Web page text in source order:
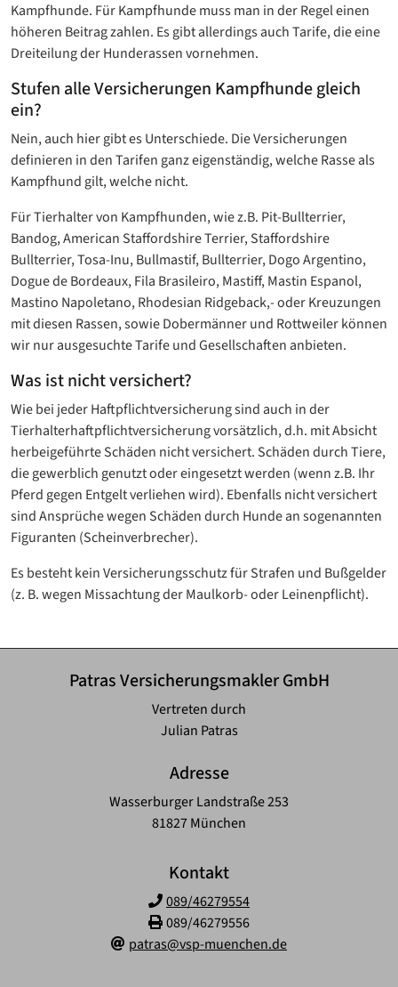
Kampfhunde. Für Kampfhunde muss man in der Regel einen
höheren Beitrag zahlen. Es gibt allerdings auch Tarife, die eine
Dreiteilung der Hunderassen vornehmen.
Stufen alle Versicherungen Kampfhunde gleich
ein?
Nein, auch hier gibt es Unterschiede. Die Versicherungen
definieren in den Tarifen ganz eigenständig, welche Rasse als
Kampfhund gilt, welche nicht.
Für Tierhalter von Kampfhunden, wie z.B. Pit-Bullterrier,
Bandog, American Staffordshire Terrier, Staffordshire
Bullterrier, Tosa-Inu, Bullmastif, Bullterrier, Dogo Argentino,
Dogue de Bordeaux, Fila Brasileiro, Mastiff, Mastin Espanol,
Mastino Napoletano, Rhodesian Ridgeback,- oder Kreuzungen
mit diesen Rassen, sowie Dobermänner und Rottweiler können
wir nur ausgesuchte Tarife und Gesellschaften anbieten.
Was ist nicht versichert?
Wie bei jeder Haftpflichtversicherung sind auch in der
Tierhalterhaftpflichtversicherung vorsätzlich, d.h. mit Absicht
herbeigeführte Schäden nicht versichert. Schäden durch Tiere,
die gewerblich genutzt oder eingesetzt werden (wenn z.B. Ihr
Pferd gegen Entgelt verliehen wird). Ebenfalls nicht versichert
sind Ansprüche wegen Schäden durch Hunde an sogenannten
Figuranten (Scheinverbrecher).
Es besteht kein Versicherungsschutz für Strafen und Bußgelder
(z. B. wegen Missachtung der Maulkorb- oder Leinenpflicht).
Patras Versicherungsmakler GmbH
Vertreten durch
Julian Patras
Adresse
Wasserburger Landstraße 253
81827 München
Kontakt
089/46279554
089/46279556
patras@vsp-muenchen.de